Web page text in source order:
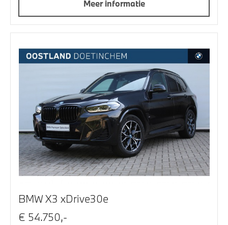
Meer informatie
BMW X3 xDrive30e
€ 54.750,-